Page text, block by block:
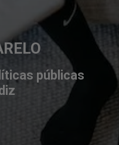
públicas